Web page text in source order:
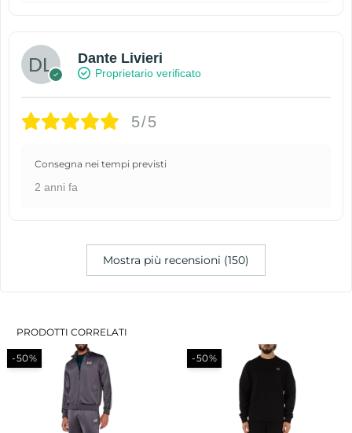
Dante Livieri
Proprietario verificato
5/5
Consegna nei tempi previsti
2 anni fa
Mostra più recensioni (150)
PRODOTTI CORRELATI
-50% -50%